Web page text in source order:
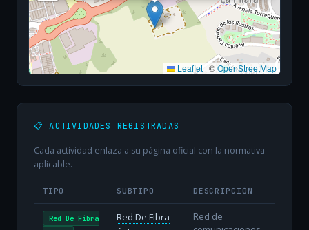
Leaflet | ©OpenStreetMap
📋 ACTIVIDADES REGISTRADAS
Cada actividad enlaza a su página oficial con la normativa
aplicable.
TIPO SUBTIPO DESCRIPCIÓN
Red De Fibra
Red De Fibra
Red de